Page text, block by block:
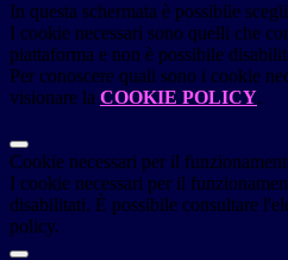
In questa schermata è possibile
I cookie necessari sono quelli che
piattaforma e non è possibile
Per conoscere quali sono i cookie
visionare la COOKIE POLICY.
Cookie necessari per il
I cookie necessari per il
disabilitati. È possibile consultare
policy.